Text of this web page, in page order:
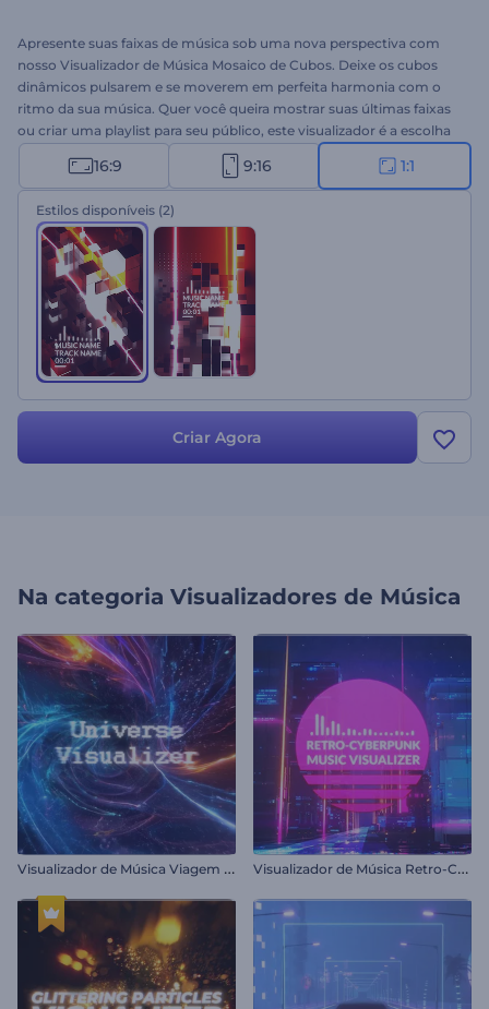
Apresente suas faixas de música sob uma nova perspectiva com
nosso Visualizador de Música Mosaico de Cubos. Deixe os cubos
dinâmicos pulsarem e se moverem em perfeita harmonia com o
ritmo da sua música. Quer você queira mostrar suas últimas faixas
ou criar uma playlist para seu público, este visualizador é a escolha
ideal. Faça o upload da sua faixa de música, digite o nome do
artista e prepare-se para uma jornada audiovisual fascinante.
Comece agora para impulsionar os downloads da sua música!
16:9 9:16 1:1
Estilos disponíveis (2)
Criar Agora
Na categoria Visualizadores de Música
V
isualizador de Música Viagem Galáctica V
isualizador de Música Retro-Cyberpunk